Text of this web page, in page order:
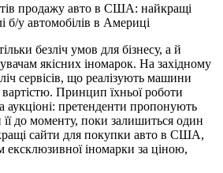
продажу авто в США: найкращі
б/у автомобілів в Америці
безліч умов для бізнесу, а й
якісних іномарок. На західному
сервісів, що реалізують машини
Принцип їхньої роботи
аукціоні: претенденти пропонують
до моменту, поки залишиться один
сайти для покупки авто в США,
іномарки за ціною,